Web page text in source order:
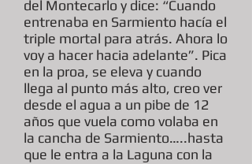
del Montecarlo y dice: “Cuando
entrenaba en Sarmiento hacía el
triple mortal para atrás. Ahora lo
voy a hacer hacia adelante”. Pica
en la proa, se eleva y cuando
llega al punto más alto, creo ver
desde el agua a un pibe de 12
años que vuela como volaba en
la cancha de Sarmiento…..hasta
que le entra a la Laguna con la